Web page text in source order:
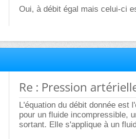
Oui, à débit égal mais celui-ci
Re : Pression
L'équation du débit donnée est
pour un fluide incompressible,
sortant. Elle s'applique à un